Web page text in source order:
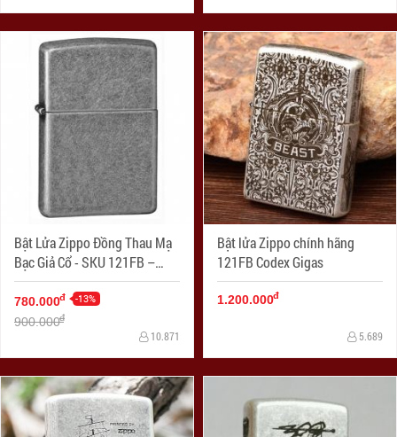
Bật Lửa Zippo Đồng Thau Mạ
Bạc Giả Cổ - SKU 121FB –
Zippo Antique Silver Plate
780.000đ -13%
900.000đ
10.871
Bật lửa Zippo chính hãng
121FB Codex Gigas
1.200.000đ
5.689